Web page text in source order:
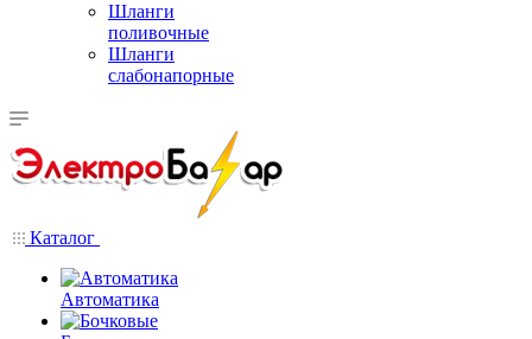
Шланги
поливочные
Шланги
слабонапорные
Каталог
Автоматика